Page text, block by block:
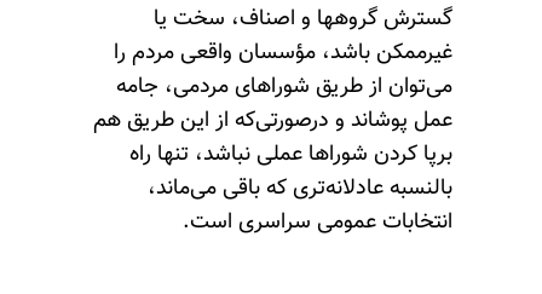
گسترش گروهها و اصناف، سخت یا
غیرممکن باشد، مؤسسان واقعی مردم را
می‌توان از طریق شوراهای مردمی، جامه
عمل پوشاند و درصور‌تی‌که از این طریق هم
برپا کردن شوراها عملی نباشد، تنها راه
بالنسبه عادلانه‌تری که باقی می‌ماند،
انتخابات عمومی سراسری است.